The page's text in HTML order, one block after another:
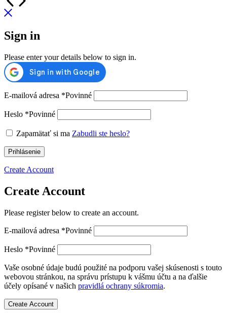
Sign in
Please enter your details below to sign in.
E-mailová adresa *Povinné
Heslo *Povinné
Zapamätať si ma Zabudli ste heslo?
Prihlásenie
Create Account
Create Account
Please register below to create an account.
E-mailová adresa *Povinné
Heslo *Povinné
Vaše osobné údaje budú použité na podporu vašej skúsenosti s touto
webovou stránkou, na správu prístupu k vášmu účtu a na ďalšie
účely opísané v našich pravidlá ochrany súkromia.
Create Account